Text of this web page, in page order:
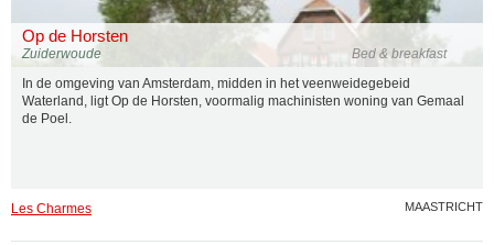
Op de Horsten
Bed & breakfast
Zuiderwoude
In de omgeving van Amsterdam, midden in het veenweidegebeid
Waterland, ligt Op de Horsten, voormalig machinisten woning van Gemaal
de Poel.
MAASTRICHT
Les Charmes